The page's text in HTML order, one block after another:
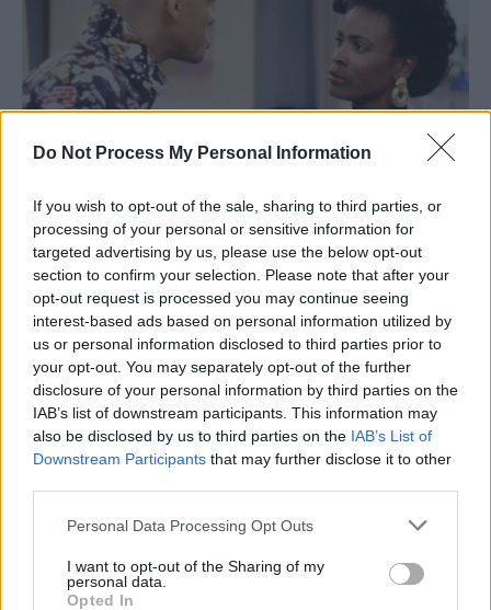
Do Not Process My Personal Information
If you wish to opt-out of the sale, sharing to third parties, or
processing of your personal or sensitive information for
targeted advertising by us, please use the below opt-out
section to confirm your selection. Please note that after your
opt-out request is processed you may continue seeing
interest-based ads based on personal information utilized by
us or personal information disclosed to third parties prior to
your opt-out. You may separately opt-out of the further
disclosure of your personal information by third parties on the
IAB’s list of downstream participants. This information may
also be disclosed by us to third parties on the IAB’s List of
Downstream Participants that may further disclose it to other
Personal Data Processing Opt Outs
I want to opt-out of the Sharing of my
personal data.
Opted In